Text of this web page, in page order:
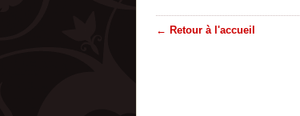
← Retour à l'accueil